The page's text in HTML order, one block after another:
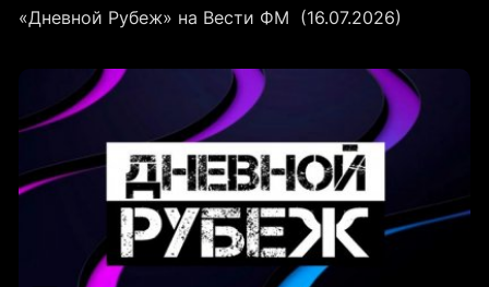
«Дневной Рубеж» на Вести ФМ (16.07.2026)